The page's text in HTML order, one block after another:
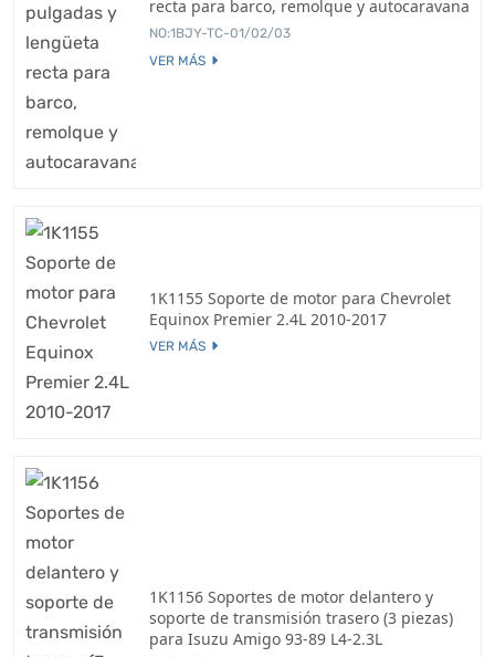
recta para barco, remolque y autocaravana
NO:1BJY-TC-01/02/03
VER MÁS
1K1155 Soporte de motor para Chevrolet
Equinox Premier 2.4L 2010-2017
VER MÁS
1K1156 Soportes de motor delantero y
soporte de transmisión trasero (3 piezas)
para Isuzu Amigo 93-89 L4-2.3L